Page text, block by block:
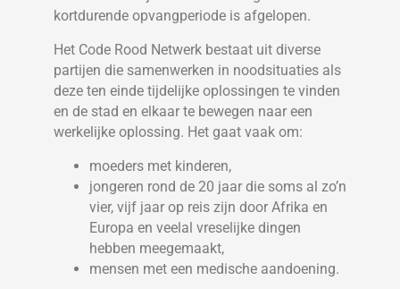
kortdurende opvangperiode is afgelopen.
Het Code Rood Netwerk bestaat uit diverse
partijen die samenwerken in noodsituaties als
deze ten einde tijdelijke oplossingen te vinden
en de stad en elkaar te bewegen naar een
werkelijke oplossing. Het gaat vaak om:
moeders met kinderen,
jongeren rond de 20 jaar die soms al zo’n
vier, vijf jaar op reis zijn door Afrika en
Europa en veelal vreselijke dingen
hebben meegemaakt,
mensen met een medische aandoening.